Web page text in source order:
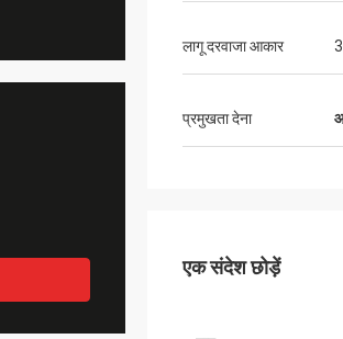
लागू दरवाजा आकार
प्रमुखता देना
एक संदेश छोड़ें